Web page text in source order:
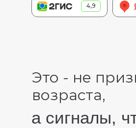
4,9
Это - не
возраста,
а сигналы,